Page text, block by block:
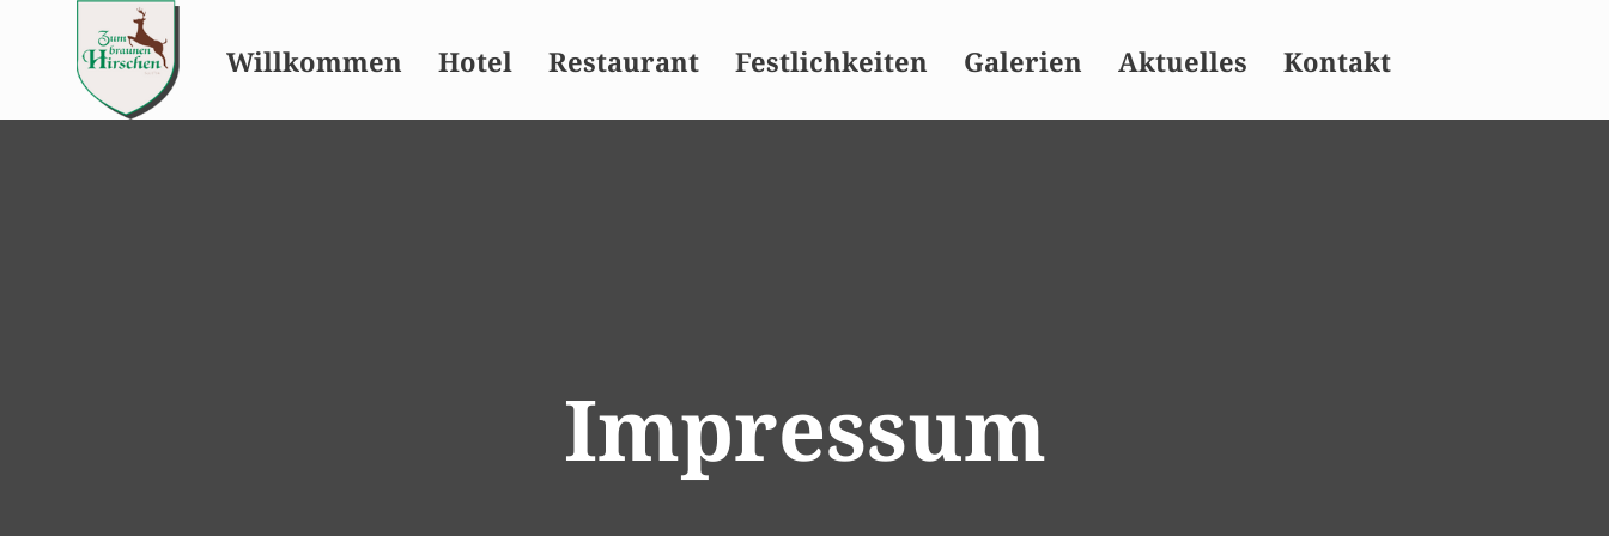
Willkommen Hotel Restaurant Festlichkeiten Galerien Aktuelles Kontakt
Impressum